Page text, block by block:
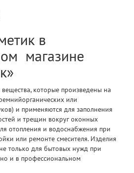
в
магазине
которые произведены на
или
и применяются для заполнения
и трещин вокруг оконных
отопления и водоснабжения при
или ремонте смесителя. Изделия
только для бытовых нужд при
и в профессиональном